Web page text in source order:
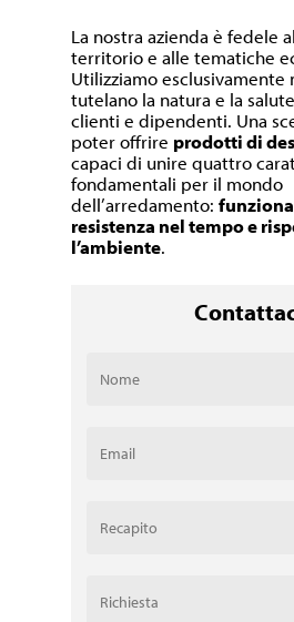
La nostra azienda è fedele
territorio e alle tematiche
Utilizziamo esclusivamente
tutelano la natura e la
clienti e dipendenti. Una
poter offrire prodotti di
capaci di unire quattro
fondamentali per il mondo
dell’arredamento:
resistenza nel tempo e
l’ambiente.